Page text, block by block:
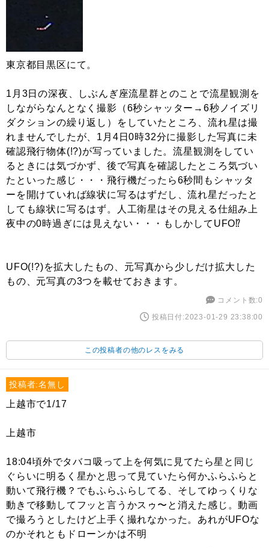
東京都目黒区にて。
1月3日の深夜、しぶんぎ座流星群とのことで流星観測を
しながらなんとなく撮影（6秒シャッター→6秒ノイズリ
ダクションの繰り返し）をしていたところ、流れ星は撮
れませんでしたが、1月4日0時32分に撮影した写真に未
確認飛行物体(!?)が写っていました。流星観測をしてい
るときには気づかず、後で写真を確認したところ気づい
たといった感じ・・・飛行機だったら6秒間もシャッタ
ーを開けていれば線状に写るはずだし、流れ星だったと
しても線状に写るはず。人工衛星はその見える仕組み上
夜中の0時過ぎには見えない・・・もしかしてUFO⁉︎
UFO(!?)を拡大したもの、元写真から少しだけ拡大した
もの、元写真の3つを載せておきます。
コメント数:0
投稿日付:2023-01-29 23:38:00
この投稿者の他のレスをみる
投稿者:名無し
上越市で1/17
上越市
18:04頃外でタバコ吸って上を何気に見てたら星と同じ
ぐらいに明るく星かと思って見ていたら何かふらふらと
動いて飛行機？でもふらふらしてる、そしてゆっくりな
動きで移動してフッと言うかスゥ〜と消えた感じ。動画
で撮ろうとしたけど上手く撮れなかった。あれがUFOな
のかそれともドローンかは不明